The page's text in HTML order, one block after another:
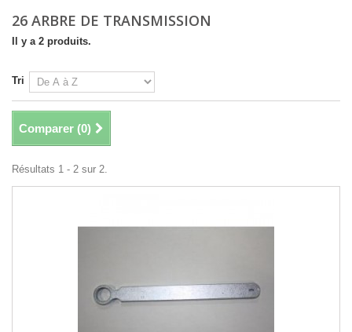
26 ARBRE DE TRANSMISSION
Il y a 2 produits.
Tri
Comparer (0)
Résultats 1 - 2 sur 2.